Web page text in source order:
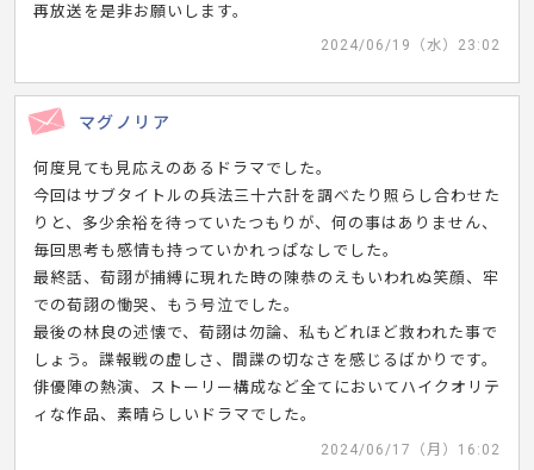
再放送を是非お願いします。
2024/06/19（水）23:02
マグノリア
何度見ても見応えのあるドラマでした。
今回はサブタイトルの兵法三十六計を調べたり照らし合わせた
りと、多少余裕を待っていたつもりが、何の事はありません、
毎回思考も感情も持っていかれっぱなしでした。
最終話、荀詡が捕縛に現れた時の陳恭のえもいわれぬ笑顔、牢
での荀詡の慟哭、もう号泣でした。
最後の林良の述懐で、荀詡は勿論、私もどれほど救われた事で
しょう。諜報戦の虚しさ、間諜の切なさを感じるばかりです。
俳優陣の熱演、ストーリー構成など全てにおいてハイクオリテ
ィな作品、素晴らしいドラマでした。
2024/06/17（月）16:02